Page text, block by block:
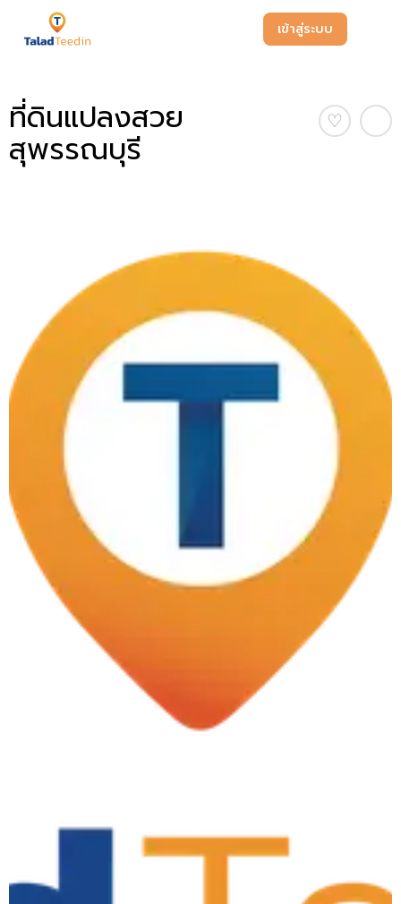
เข้าสู่ระบบ
ที่ดินแปลงสวย
สุพรรณบุรี
♡